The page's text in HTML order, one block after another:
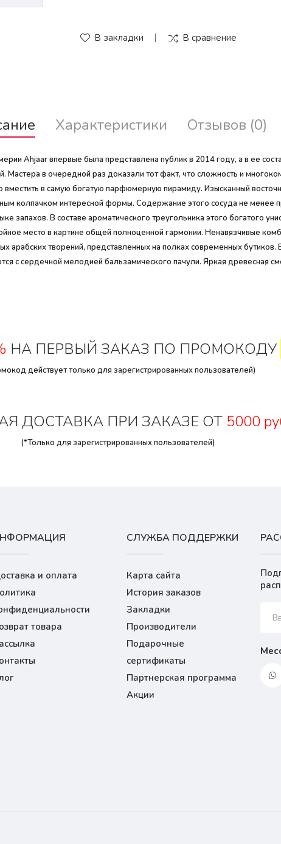
В закладки В сравнение
Характеристики Отзывов (0)
Ahjaar впервые была представлена публик в 2014 году, а в ее
в очередной раз доказали тот факт, что сложность и
в самую богатую парфюмерную пирамиду. Изысканный
колпачком интересной формы. Содержание этого сосуда не менее
запахов. В составе ароматического треугольника этого богатого
место в картине общей полноценной гармонии. Ненавязчивые
арабских творений, представленных на полках современных
с сердечной мелодией бальзамического пачули. Яркая древесная
НА ПЕРВЫЙ ЗАКАЗ ПО ПРОМОКОДУ
действует только для зарегистрированныхпользователей)
ДОСТАВКА ПРИ ЗАКАЗЕ ОТ 5000
(*Только для зарегистрированныхпользователей)
и оплата
товара
СЛУЖБА ПОДДЕРЖКИ
Карта сайта
История заказов
Закладки
Производители
Подарочные
сертификаты
Партнерская программа
Акции